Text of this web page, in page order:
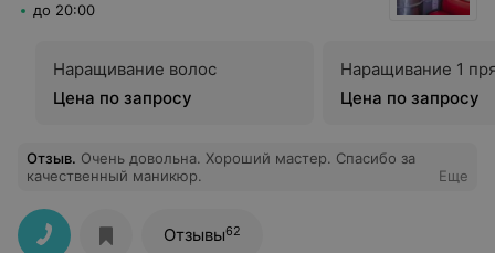
до 20:00
Наращивание волос
Цена по запросу
Наращивание 1
Цена по запросу
Отзыв. Очень довольна. Хороший мастер. Спасибо за
качественный маникюр.
Еще
Отзывы62